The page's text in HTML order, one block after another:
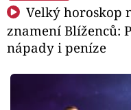
Velký horoskop
znamení Blíženců:
nápady i peníze